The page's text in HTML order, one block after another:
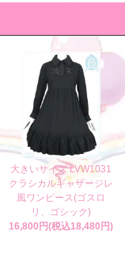
大きいサイズ LVW1031
クラシカルギャザージレ
風ワンピース(ゴスロ
リ、ゴシック)
16,800円(税込18,480円)